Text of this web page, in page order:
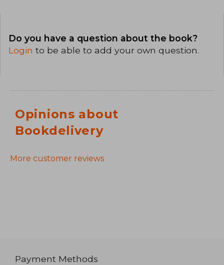
Do you have a question about the book?
Login to be able to add your own question.
Opinions about
Bookdelivery
More customer reviews
Payment Methods